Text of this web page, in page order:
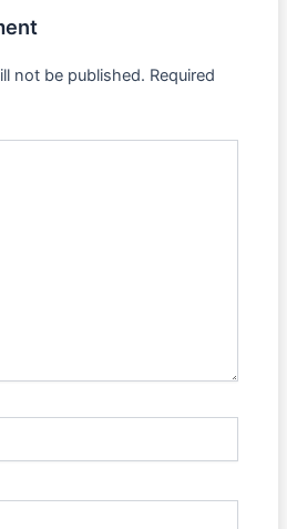
not be published. Required